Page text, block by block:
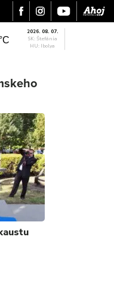
2026. 08. 07.
SK: Štefánia
HU: Ibolya